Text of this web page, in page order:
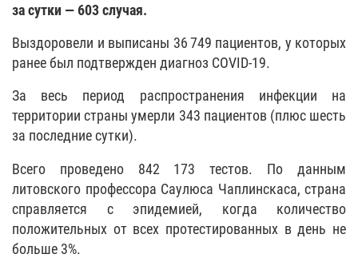
за сутки — 603 случая.
Выздоровели и выписаны 36 749 пациентов, у которых
ранее был подтвержден диагноз COVID-19.
За весь период распространения инфекции на
территории страны умерли 343 пациентов (плюс шесть
за последние сутки).
Всего проведено 842 173 тестов. По данным
литовского профессора Саулюса Чаплинскаса, страна
справляется с эпидемией, когда количество
положительных от всех протестированных в день не
больше 3%.